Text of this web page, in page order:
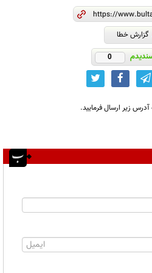
گزارش خطا
0
زیر ارسال فرمایید.